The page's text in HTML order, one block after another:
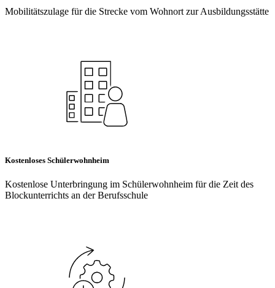
Mobilitätszulage für die Strecke vom Wohnort zur Ausbildungsstätte
Kostenloses Schülerwohnheim
Kostenlose Unterbringung im Schülerwohnheim für die Zeit des
Blockunterrichts an der Berufsschule